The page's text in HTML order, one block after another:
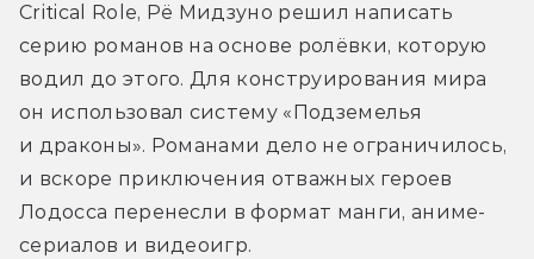
Critical Role, Рё Мидзуно решил написать
серию романов на основе ролёвки, которую
водил до этого. Для конструирования мира
он использовал систему «Подземелья
и драконы». Романами дело не ограничилось,
и вскоре приключения отважных героев
Лодосса перенесли в формат манги, аниме-
сериалов и видеоигр.